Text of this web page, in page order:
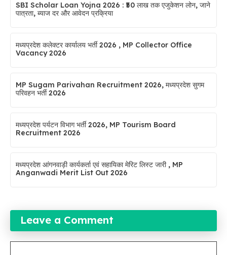
SBI Scholar Loan Yojna 2026 : ₹50 लाख तक एजुकेशन लोन, जाने
पात्रता, ब्याज दर और आवेदन प्रक्रिया
मध्यप्रदेश कलेक्टर कार्यालय भर्ती 2026 , MP Collector Office
Vacancy 2026
MP Sugam Parivahan Recruitment 2026, मध्यप्रदेश सुगम
परिवहन भर्ती 2026
मध्यप्रदेश पर्यटन विभाग भर्ती 2026, MP Tourism Board
Recruitment 2026
मध्यप्रदेश आंगनवाड़ी कार्यकर्ता एवं सहायिका मेरिट लिस्ट जारी , MP
Anganwadi Merit List Out 2026
Leave a Comment